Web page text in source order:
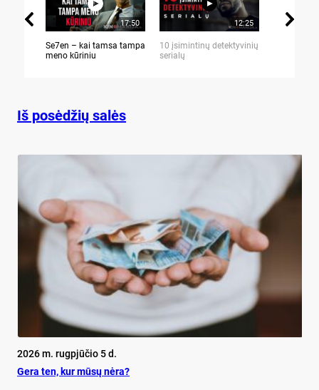
17:50
Se7en – kai tamsa tampa
meno kūriniu
12:25
10 įsimintinų detektyvinių
serialų
Iš posėdžių salės
2026 m. rugpjūčio 5 d.
Ge­ra ten, kur mū­sų nė­ra?